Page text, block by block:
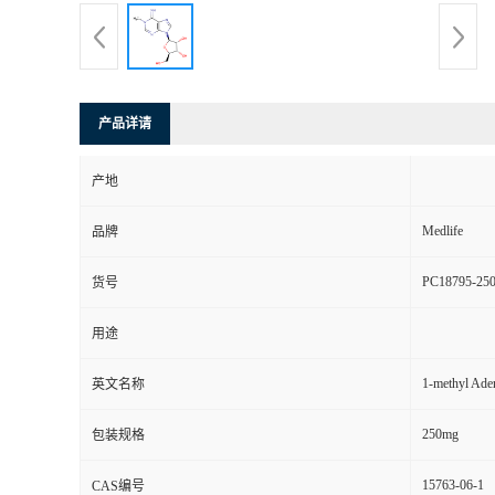
产品详请
产地
品牌 Medlife
货号 PC18795-
用途
英文名称 1-methyl
包装规格 250mg
CAS编号 15763-06-1